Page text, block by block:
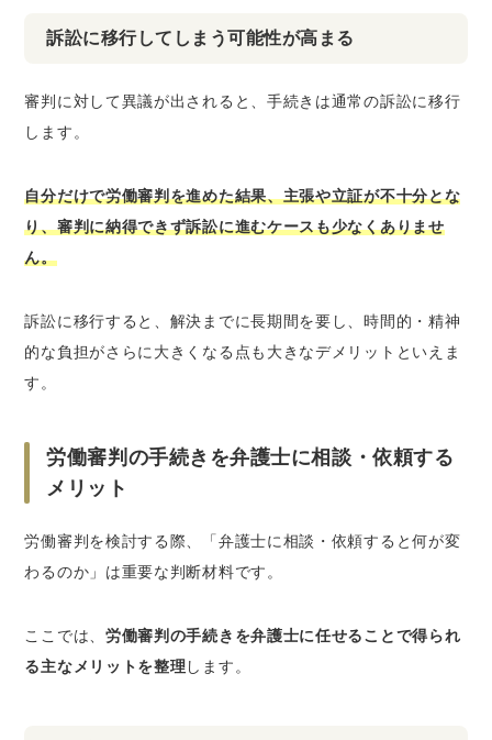
訴訟に移行してしまう可能性が高まる
審判に対して異議が出されると、手続きは通常の訴訟に移行
します。
自分だけで労働審判を進めた結果、主張や立証が不十分とな
り、審判に納得できず訴訟に進むケースも少なくありませ
ん。
訴訟に移行すると、解決までに長期間を要し、時間的・精神
的な負担がさらに大きくなる点も大きなデメリットといえま
す。
労働審判の手続きを弁護士に相談・依頼する
メリット
労働審判を検討する際、「弁護士に相談・依頼すると何が変
わるのか」は重要な判断材料です。
ここでは、 労働審判の手続きを弁護士に任せることで得られ
る主なメリットを整理します。